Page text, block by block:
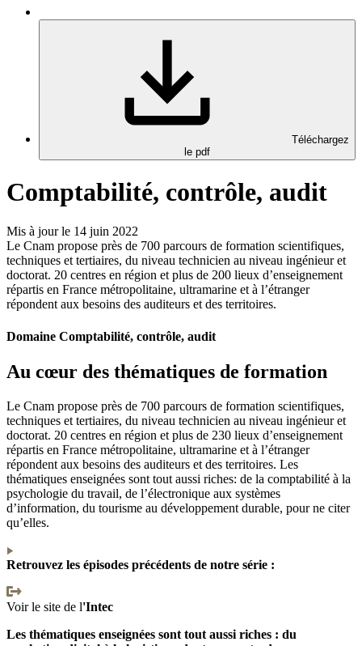
Téléchargez
le pdf
Comptabilité, contrôle, audit
Mis à jour le 14 juin 2022
Le Cnam propose près de 700 parcours de formation scientifiques,
techniques et tertiaires, du niveau technicien au niveau ingénieur et
doctorat. 20 centres en région et plus de 200 lieux d’enseignement
répartis en France métropolitaine, ultramarine et à l’étranger
répondent aux besoins des auditeurs et des territoires.
Domaine Comptabilité, contrôle, audit
Au cœur des thématiques de formation
Le Cnam propose près de 700 parcours de formation scientifiques,
techniques et tertiaires, du niveau technicien au niveau ingénieur et
doctorat. 20 centres en région et plus de 230 lieux d’enseignement
répartis en France métropolitaine, ultramarine et à l’étranger
répondent aux besoins des auditeurs et des territoires. Les
thématiques enseignées sont tout aussi riches: de la comptabilité à la
psychologie du travail, de l’électronique aux systèmes
d’information, du tourisme au développement durable, pour ne citer
qu’elles.
Retrouvez les épisodes précédents de notre série :
Voir le site de l'Intec
Les thématiques enseignées sont tout aussi riches : du